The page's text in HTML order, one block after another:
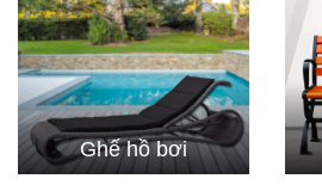
Ghế hồ bơi